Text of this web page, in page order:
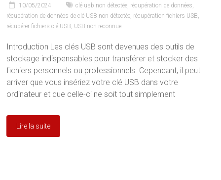
10/05/2024 clé usb non détectée, récupération de données,
récupération de données de clé USB non détectée, récupération fichiers USB,
récupérer fichiers clé USB, USB non reconnue
Introduction Les clés USB sont devenues des outils de
stockage indispensables pour transférer et stocker des
fichiers personnels ou professionnels. Cependant, il peut
arriver que vous insériez votre clé USB dans votre
ordinateur et que celle-ci ne soit tout simplement
Lire la suite